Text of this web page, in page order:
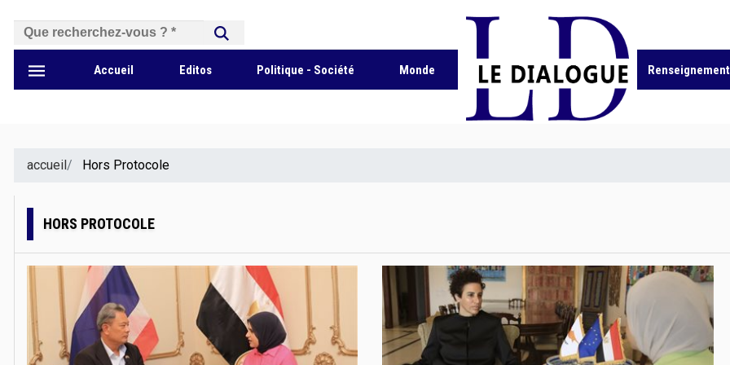
بحث
Accueil Editos Politique - Société Monde
accueil Hors Protocole
HORS PROTOCOLE